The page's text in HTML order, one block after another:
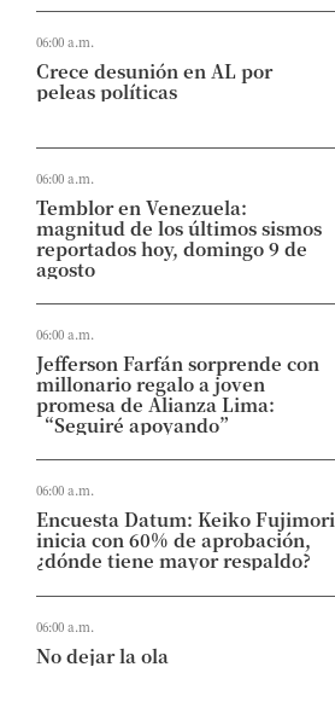
06:00 a.m.
Crece desunión en AL por
peleas políticas
06:00 a.m.
Temblor en Venezuela:
magnitud de los últimos sismos
reportados hoy, domingo 9 de
agosto
06:00 a.m.
Jefferson Farfán sorprende con
millonario regalo a joven
promesa de Alianza Lima:
“Seguiré apoyando”
06:00 a.m.
Encuesta Datum: Keiko Fujimori
inicia con 60% de aprobación,
¿dónde tiene mayor respaldo?
06:00 a.m.
No dejar la ola